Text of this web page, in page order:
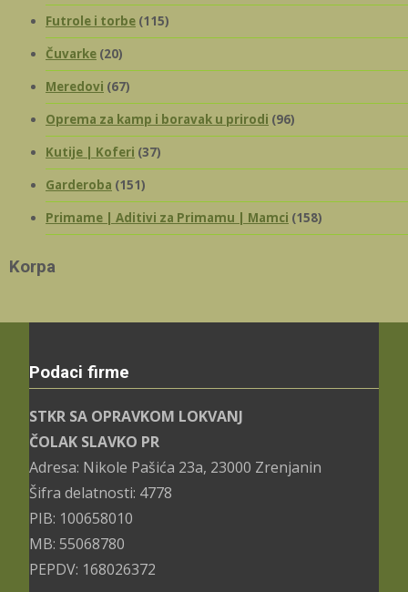
Futrole i torbe (115)
Čuvarke (20)
Meredovi (67)
Oprema za kamp i boravak u prirodi (96)
Kutije | Koferi (37)
Garderoba (151)
Primame | Aditivi za Primamu | Mamci (158)
Korpa
Podaci firme
STKR SA OPRAVKOM LOKVANJ
ČOLAK SLAVKO PR
Adresa: Nikole Pašića 23a, 23000 Zrenjanin
Šifra delatnosti: 4778
PIB: 100658010
MB: 55068780
PEPDV: 168026372